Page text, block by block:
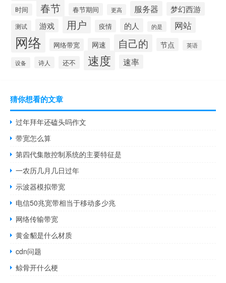
时间 春节 春节期间 更高 服务器 梦幻西游
测试 游戏 用户 疫情 的人 的是 网站
网络 网络带宽 网速 自己的 节点 英语
设备 诗人 还不 速度 速率
猜你想看的文章
过年拜年还磕头吗作文
带宽怎么算
第四代集散控制系统的主要特征是
一农历几月几日过年
示波器模拟带宽
电信50兆宽带相当于移动多少兆
网络传输带宽
黄金貂是什么材质
cdn问题
鲸骨开什么梗